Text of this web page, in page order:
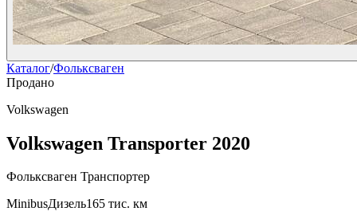
Каталог/Фольксваген
Продано
Volkswagen
Volkswagen Transporter 2020
Фольксваген Транспортер
MinibusДизель165 тис. км